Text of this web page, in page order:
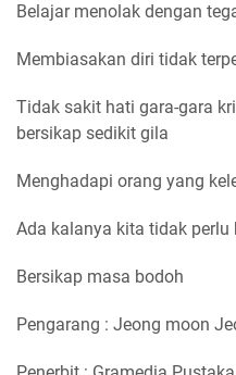
Belajar menolak dengan
Membiasakan diri tidak
Tidak sakit hati gara-gara
bersikap sedikit gila
Menghadapi orang yang
Ada kalanya kita tidak perlu
Bersikap masa bodoh
Pengarang : Jeong moon